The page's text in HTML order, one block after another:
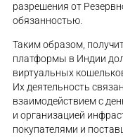
разрешения от
обязанностью.
Таким образом,
платформы в Индии
виртуальных
Их деятельность
взаимодействием с
и организацией
покупателями и